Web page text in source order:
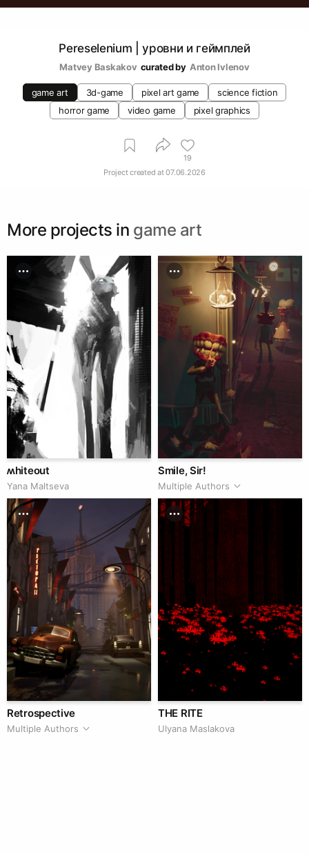
Pereselenium | уровни и геймплей
Matvey Baskakov curated by Аnton Ivlenov
game art 3d-game pixel art game
science fiction
horror game
video game pixel graphics
19
Project created at07.06.2026
More projects in game art
ʍhiteout
Yana Maltseva
Smile, Sir!
Multiple Authors
Retrospective
Multiple Authors
THE RITE
Ulyana Maslakova